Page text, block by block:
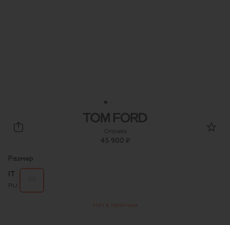
Tom Ford
Оправа
45 900 ₽
Размер
RU
Нет в наличии